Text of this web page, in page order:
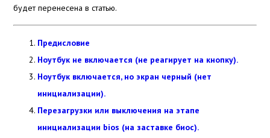
будет перенесена в статью.
Предисловие
Ноутбук не включается (не реагирует на кнопку).
Ноутбук включается, но экран черный (нет
инициализации).
Перезагрузки или выключения на этапе
инициализации bios (на заставке биос).